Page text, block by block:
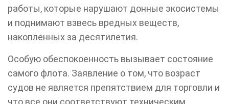
работы, которые нарушают донные экосистемы
и поднимают взвесь вредных веществ,
накопленных за десятилетия.
Особую обеспокоенность вызывает состояние
самого флота. Заявление о том, что возраст
судов не является препятствием для торговли и
что все они соответствуют техническим